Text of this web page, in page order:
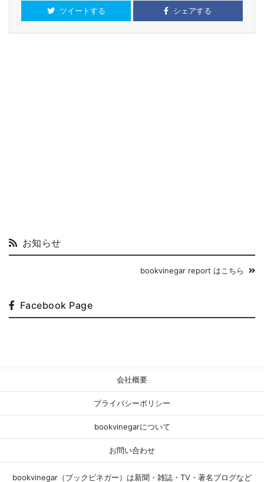
ツイートする シェアする
お知らせ
bookvinegar report はこちら
Facebook Page
会社概要
プライバシーポリシー
bookvinegarについて
お問い合わせ
bookvinegar（ブックビネガー）は新聞・雑誌・TV・著名ブログなど